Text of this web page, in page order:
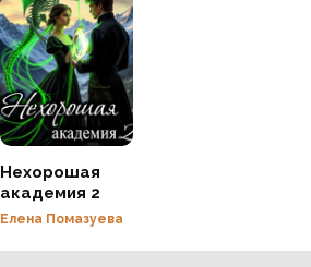
Нехорошая
академия 2
Елена Помазуева